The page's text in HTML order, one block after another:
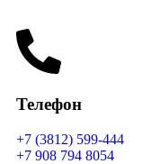
Телефон
+7 (3812) 599-444
+7 908 794 8054